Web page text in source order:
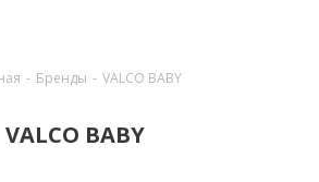
- Бренды - VALCO BABY
VALCO BABY